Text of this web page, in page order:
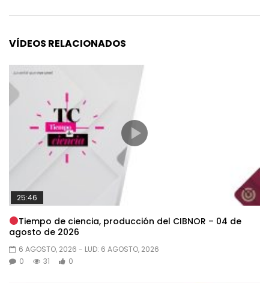
VÍDEOS RELACIONADOS
25:46
Tiempo de ciencia, producción del CIBNOR – 04 de
agosto de 2026
6 AGOSTO, 2026 - LUD: 6 AGOSTO, 2026
0
31 0